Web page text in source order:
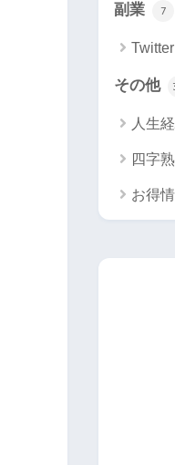
副業 7
Twitter
その他
人生
四字
お得